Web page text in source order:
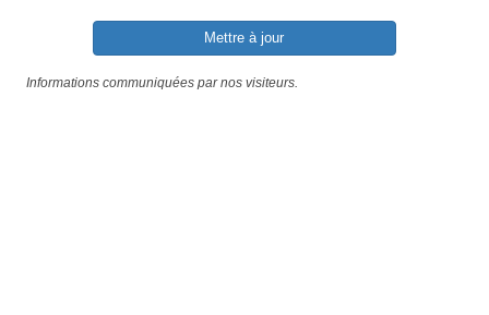
Mettre à jour
Informations communiquées par nos visiteurs.